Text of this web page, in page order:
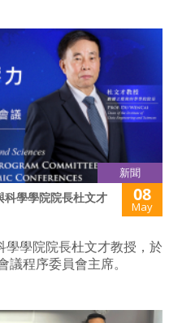
新聞
科學學院院長杜文才
08
May
學院院長杜文才教授，於
程序委員會主席。